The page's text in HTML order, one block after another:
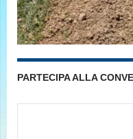
PARTECIPA ALLA